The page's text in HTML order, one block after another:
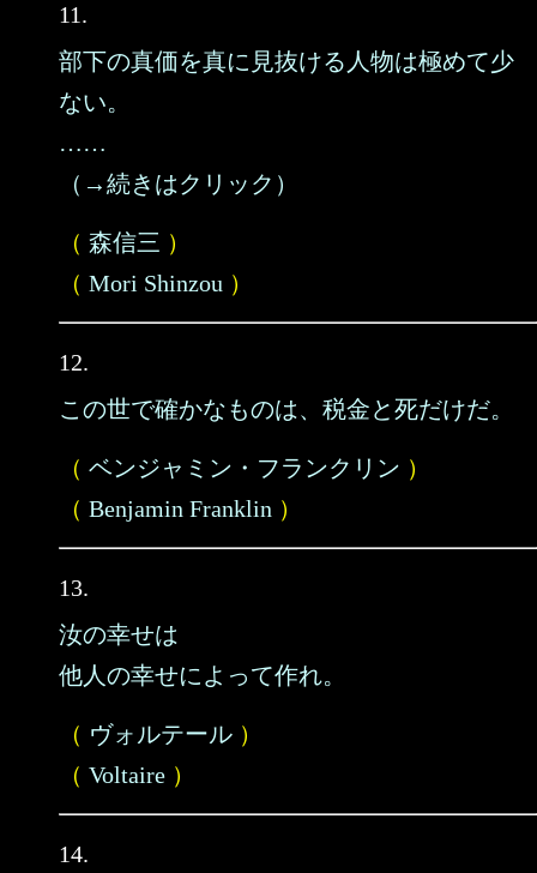
11.
部下の真価を真に見抜ける人物は極めて少
ない。
……
（→続きはクリック）
（ 森信三 ）
（ Mori Shinzou ）
12.
この世で確かなものは、税金と死だけだ。
（ ベンジャミン・フランクリン ）
（ Benjamin Franklin ）
13.
汝の幸せは
他人の幸せによって作れ。
（ ヴォルテール ）
（ Voltaire ）
14.